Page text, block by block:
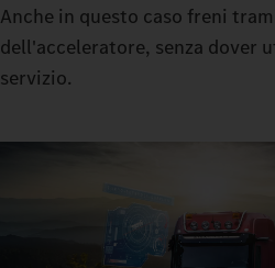
Anche in questo caso freni
dell'acceleratore, senza dover
servizio.